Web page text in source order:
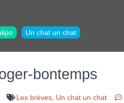
Un chat un chat
bontemps
Les brèves, Un chat un chat